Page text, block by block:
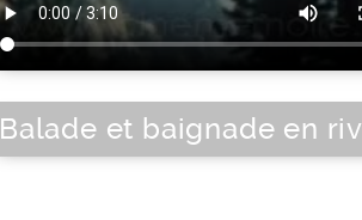
Balade et baignade en